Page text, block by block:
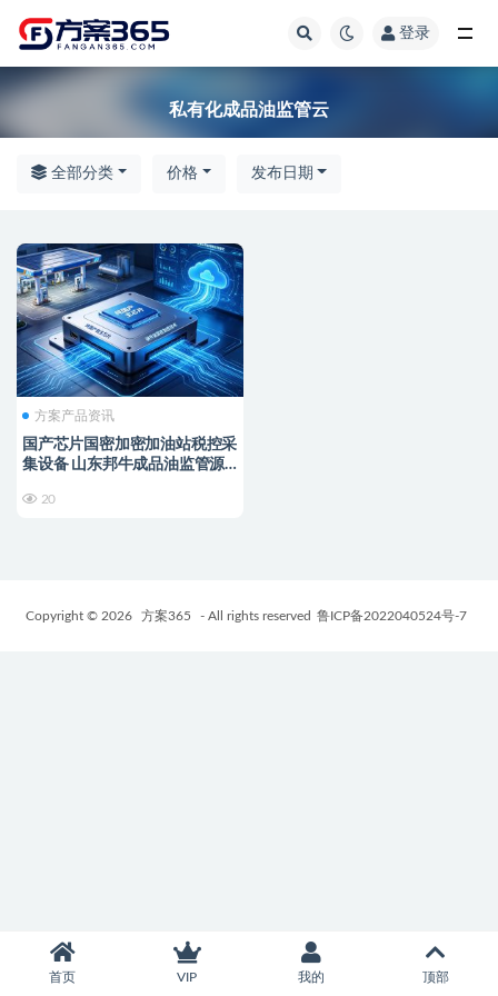
登录
私有化成品油监管云
全部分类 价格 发布日期
方案产品资讯
国产芯片国密加密加油站税控采
集设备 山东邦牛成品油监管源
20
Copyright © 2026 方案365 - All rights reserved 鲁ICP备2022040524号-7
首页 VIP 我的 顶部